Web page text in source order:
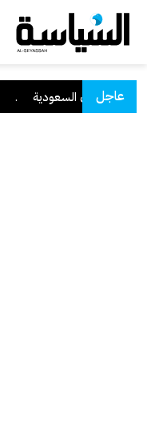
عاجل
نجران السعودية